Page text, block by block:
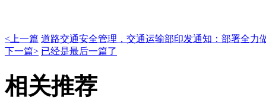
<上一篇 道路交通安全管理，交通运输部印发通知：部署全力
下一篇> 已经是最后一篇了
相关推荐